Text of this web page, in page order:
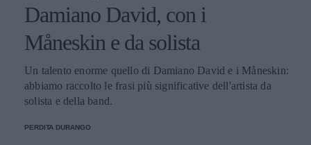
Damiano David, con i
Måneskin e da solista
Un talento enorme quello di Damiano David e i Måneskin:
abbiamo raccolto le frasi più significative dell'artista da
solista e della band.
PERDITA DURANGO